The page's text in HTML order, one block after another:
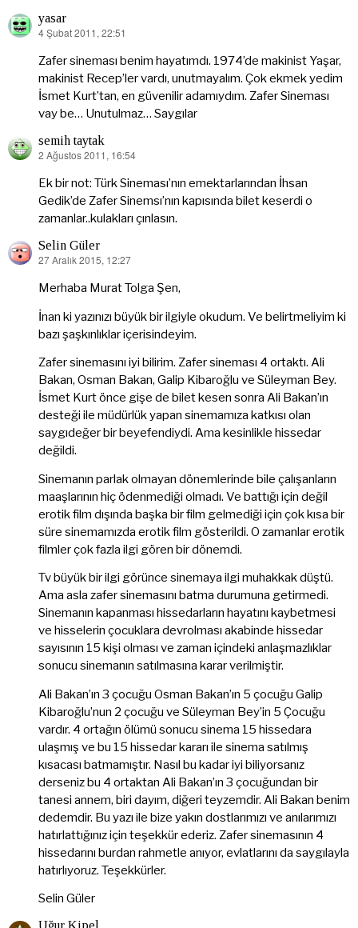
yasar
dedi
4 Şubat 2011, 22:51
Zafer sineması benim hayatımdı. 1974’de makinist Yaşar,
makinist Recep’ler vardı, unutmayalım. Çok ekmek yedim
İsmet Kurt’tan, en güvenilir adamıydım. Zafer Sineması
vay be… Unutulmaz… Saygılar
semih taytak
dedi
2 Ağustos 2011, 16:54
Ek bir not: Türk Sineması’nın emektarlarından İhsan
Gedik’de Zafer Sinemsı’nın kapısında bilet keserdi o
zamanlar..kulakları çınlasın.
Selin Güler
dedi
27 Aralık 2015, 12:27
Merhaba Murat Tolga Şen,
İnan ki yazınızı büyük bir ilgiyle okudum. Ve belirtmeliyim ki
bazı şaşkınlıklar içerisindeyim.
Zafer sinemasını iyi bilirim. Zafer sineması 4 ortaktı. Ali
Bakan, Osman Bakan, Galip Kibaroğlu ve Süleyman Bey.
İsmet Kurt önce gişe de bilet kesen sonra Ali Bakan’ın
desteği ile müdürlük yapan sinemamıza katkısı olan
saygıdeğer bir beyefendiydi. Ama kesinlikle hissedar
değildi.
Sinemanın parlak olmayan dönemlerinde bile çalışanların
maaşlarının hiç ödenmediği olmadı. Ve battığı için değil
erotik film dışında başka bir film gelmediği için çok kısa bir
süre sinemamızda erotik film gösterildi. O zamanlar erotik
filmler çok fazla ilgi gören bir dönemdi.
Tv büyük bir ilgi görünce sinemaya ilgi muhakkak düştü.
Ama asla zafer sinemasını batma durumuna getirmedi.
Sinemanın kapanması hissedarların hayatını kaybetmesi
ve hisselerin çocuklara devrolması akabinde hissedar
sayısının 15 kişi olması ve zaman içindeki anlaşmazlıklar
sonucu sinemanın satılmasına karar verilmiştir.
Ali Bakan’ın 3 çocuğu Osman Bakan’ın 5 çocuğu Galip
Kibaroğlu’nun 2 çocuğu ve Süleyman Bey’in 5 Çocuğu
vardır. 4 ortağın ölümü sonucu sinema 15 hissedara
ulaşmış ve bu 15 hissedar kararı ile sinema satılmış
kısacası batmamıştır. Nasıl bu kadar iyi biliyorsanız
derseniz bu 4 ortaktan Ali Bakan’ın 3 çocuğundan bir
tanesi annem, biri dayım, diğeri teyzemdir. Ali Bakan benim
dedemdir. Bu yazı ile bize yakın dostlarımızı ve anılarımızı
hatırlattığınız için teşekkür ederiz. Zafer sinemasının 4
hissedarını burdan rahmetle anıyor, evlatlarını da saygılayla
hatırlıyoruz. Teşekkürler.
Selin Güler